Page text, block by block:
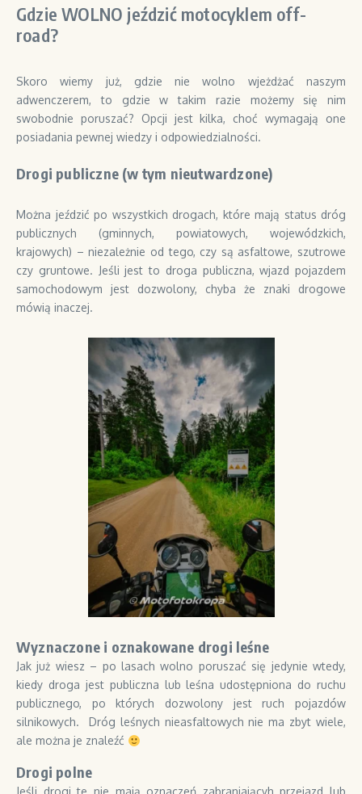
Gdzie WOLNO jeździć motocyklem off-
road?
Skoro wiemy już, gdzie nie wolno wjeżdżać naszym
adwenczerem, to gdzie w takim razie możemy się nim
swobodnie poruszać? Opcji jest kilka, choć wymagają one
posiadania pewnej wiedzy i odpowiedzialności.
Drogi publiczne (w tym nieutwardzone)
Można jeździć po wszystkich drogach, które mają status dróg
publicznych (gminnych, powiatowych, wojewódzkich,
krajowych) – niezależnie od tego, czy są asfaltowe, szutrowe
czy gruntowe. Jeśli jest to droga publiczna, wjazd pojazdem
samochodowym jest dozwolony, chyba że znaki drogowe
mówią inaczej.
Wyznaczone i oznakowane drogi leśne
Jak już wiesz – po lasach wolno poruszać się jedynie wtedy,
kiedy droga jest publiczna lub leśna udostępniona do ruchu
publicznego, po których dozwolony jest ruch pojazdów
silnikowych. Dróg leśnych nieasfaltowych nie ma zbyt wiele,
ale można je znaleźć
Drogi polne